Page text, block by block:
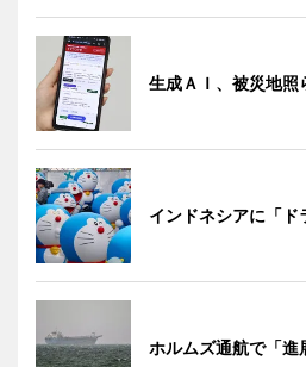
生成ＡＩ、被災地
インドネシアに「
ホルムズ通航で「進